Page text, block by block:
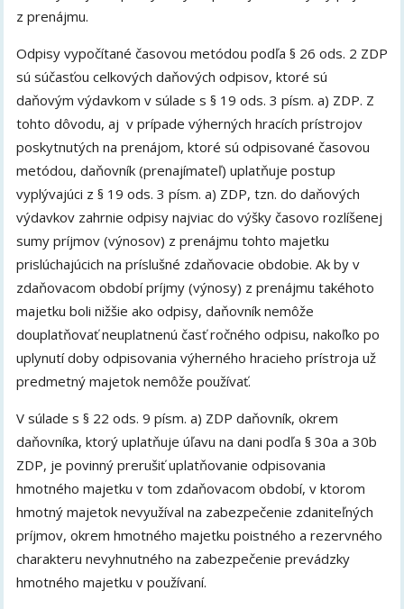
z prenájmu.
Odpisy vypočítané časovou metódou podľa § 26 ods. 2 ZDP
sú súčasťou celkových daňových odpisov, ktoré sú
daňovým výdavkom v súlade s § 19 ods. 3 písm. a) ZDP. Z
tohto dôvodu, aj v prípade výherných hracích prístrojov
poskytnutých na prenájom, ktoré sú odpisované časovou
metódou, daňovník (prenajímateľ) uplatňuje postup
vyplývajúci z § 19 ods. 3 písm. a) ZDP, tzn. do daňových
výdavkov zahrnie odpisy najviac do výšky časovo rozlíšenej
sumy príjmov (výnosov) z prenájmu tohto majetku
prislúchajúcich na príslušné zdaňovacie obdobie. Ak by v
zdaňovacom období príjmy (výnosy) z prenájmu takéhoto
majetku boli nižšie ako odpisy, daňovník nemôže
douplatňovať neuplatnenú časť ročného odpisu, nakoľko po
uplynutí doby odpisovania výherného hracieho prístroja už
predmetný majetok nemôže používať.
V súlade s § 22 ods. 9 písm. a) ZDP daňovník, okrem
daňovníka, ktorý uplatňuje úľavu na dani podľa § 30a a 30b
ZDP, je povinný prerušiť uplatňovanie odpisovania
hmotného majetku v tom zdaňovacom období, v ktorom
hmotný majetok nevyužíval na zabezpečenie zdaniteľných
príjmov, okrem hmotného majetku poistného a rezervného
charakteru nevyhnutného na zabezpečenie prevádzky
hmotného majetku v používaní.